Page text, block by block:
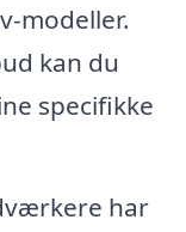
modeller.
kan du
specifikke
har